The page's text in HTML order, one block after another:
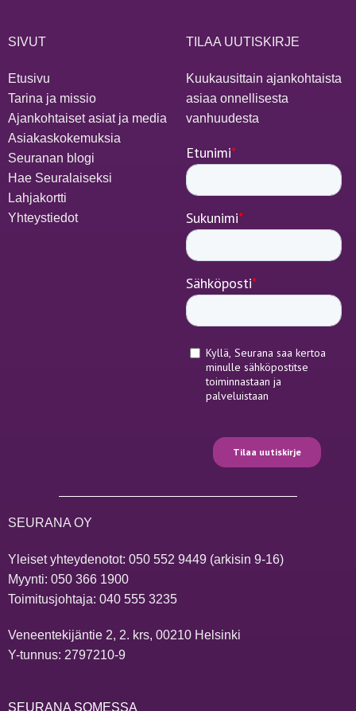
SIVUT
Etusivu
Tarina ja missio
Ajankohtaiset asiat ja media
Asiakaskokemuksia
Seuranan blogi
Hae Seuralaiseksi
Lahjakortti
Yhteystiedot
TILAA UUTISKIRJE
Kuukausittain ajankohtaista
asiaa onnellisesta
vanhuudesta
SEURANA OY
Yleiset yhteydenotot: 050 552 9449(arkisin 9-16)
Myynti: 050 366 1900
Toimitusjohtaja: 040 555 3235
Veneentekijäntie 2, 2. krs, 00210 Helsinki
Y-tunnus: 2797210-9
SEURANA SOMESSA